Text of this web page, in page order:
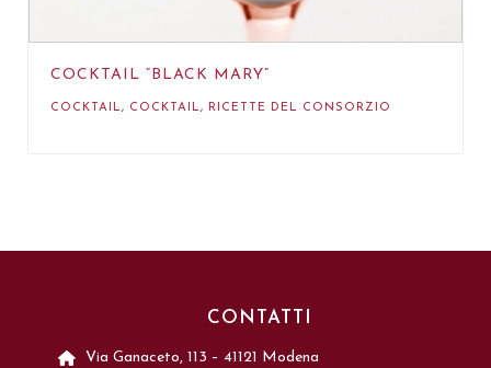
COCKTAIL “BLACK MARY”
COCKTAIL, COCKTAIL, RICETTE DEL CONSORZIO
CONTATTI
Via Ganaceto, 113 – 41121 Modena